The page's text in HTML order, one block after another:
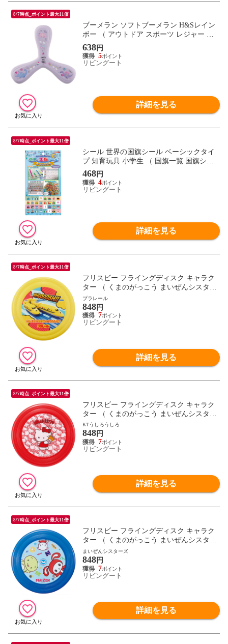
8/7時点_ポイント最大11倍
ブーメラン ソフトブーメラン H&Sレイン
ボー （ アウトドア スポーツ レジャー 運
動 屋外 遊び 子供 キッズ 恐竜 ダイナソー
女の子 女子 公園 おもちゃ 子ども ）
638円
5
リビングート
詳細を見る
8/7時点_ポイント最大11倍
シール 世界の国旗シール ベーシックタイ
プ 知育玩具 小学生 （ 国旗一覧 国旗シー
ル 世界 197カ国 日本製 貼る 国旗 イラスト
アルファベット 復習 自由研究 地図 シンボ
ル図形 地理 NATIONAL FLAG 知育 世界の
468円
4
リビングート
詳細を見る
8/7時点_ポイント最大11倍
フリスビー フライングディスク キャラク
ター （ くまのがっこう まいぜんシスター
ズ プラレール キティ マイメロ クロミ シ
ナモロール ドラえもん パウパト トミカ フ
ライング ディスク アウトドア スポーツ レ
ジャー おもちゃ ） 【プラレール】
プラレール
848円
7
リビングート
詳細を見る
8/7時点_ポイント最大11倍
フリスビー フライングディスク キャラク
ター （ くまのがっこう まいぜんシスター
ズ プラレール キティ マイメロ クロミ シ
ナモロール ドラえもん パウパト トミカ フ
ライング ディスク アウトドア スポーツ レ
ジャー おもちゃ ） 【KTうしろうしろ】
KTうしろうしろ
848円
7
リビングート
詳細を見る
8/7時点_ポイント最大11倍
フリスビー フライングディスク キャラク
ター （ くまのがっこう まいぜんシスター
ズ プラレール キティ マイメロ クロミ シ
ナモロール ドラえもん パウパト トミカ フ
ライング ディスク アウトドア スポーツ レ
ジャー おもちゃ ） 【まいぜんシスター
まいぜんシスターズ
848円
7
リビングート
詳細を見る